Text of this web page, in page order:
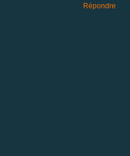
Répondre